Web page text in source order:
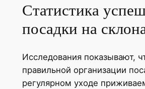
Статистика
посадки на
Исследования показывают,
правильной организации
регулярном уходе